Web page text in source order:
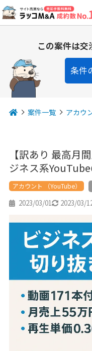
この案件は交
条件
案件一覧 アカウ
【訳あり 最高月
ジネス系
アカウント （YouTube）
2023/03/01 2023/03/